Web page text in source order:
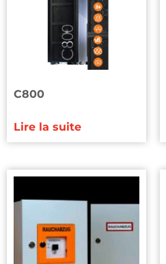
C800
Lire la suite